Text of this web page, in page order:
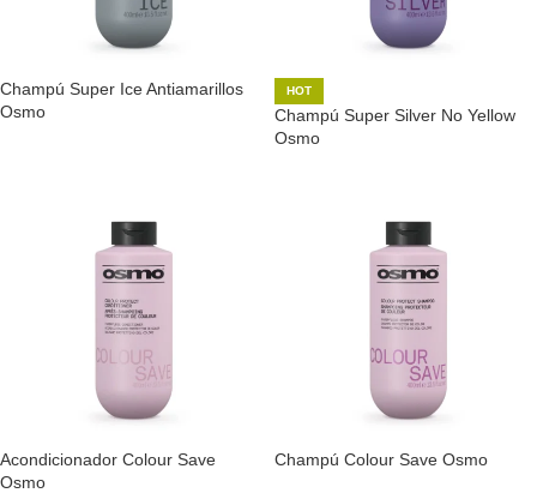
Champú Super Ice Antiamarillos
Osmo
HOT
Champú Super Silver No Yellow
Osmo
Acondicionador Colour Save
Osmo
Champú Colour Save Osmo